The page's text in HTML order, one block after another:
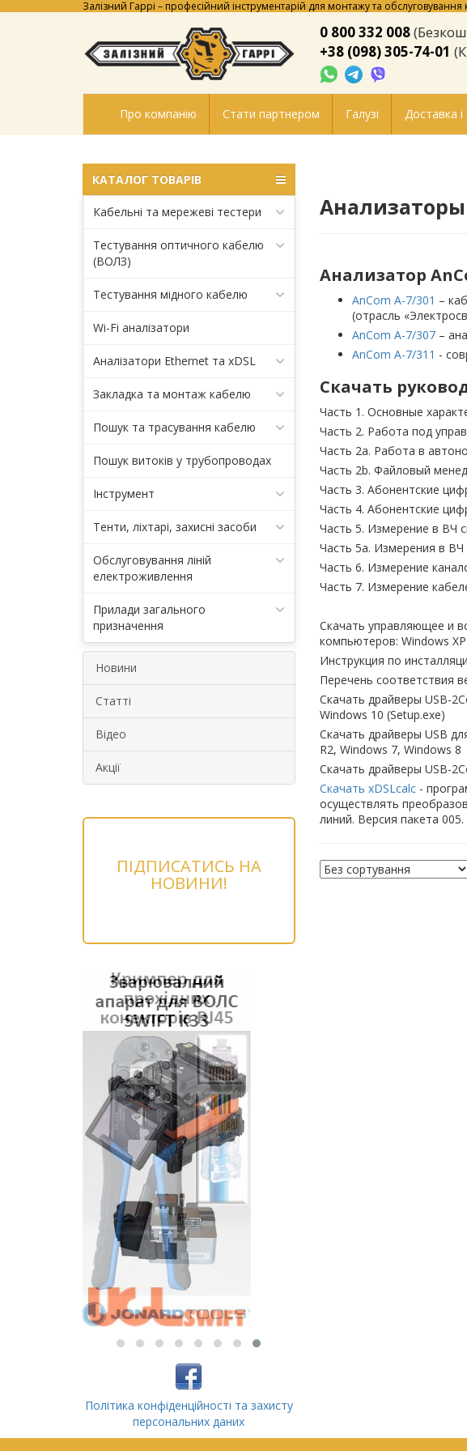
Залізний Гаррі – професійний інструментарій для монтажу та
0 800 332 008
+38 (098) 305-74-01
Про компанію Стати партнером Галузі Доставка
КАТАЛОГ ТОВАРІВ
Кабельні та мережеві тестери
Тестування оптичного кабелю
(ВОЛЗ)
Тестування мідного кабелю
Wi-Fi аналізатори
Аналізатори Ethernet та xDSL
Закладка та монтаж кабелю
Пошук та трасування кабелю
Пошук витоків у трубопроводах
Інструмент
Тенти, ліхтарі, захисні засоби
Обслуговування ліній
електроживлення
Прилади загального
призначення
Новини
Статті
Відео
Акції
ПІДПИСАТИСЬ НА
НОВИНИ!
Політика конфіденційності та захисту
персональних даних
Анализатор
AnCom A-7/301 –
(отрасль
AnCom A-7/307–
AnCom A-7/311 -
Скачать
Часть 1. Основные
Часть 2. Работа под
Часть 2a. Работа в
Часть 2b. Файловый
Часть 3. Абонентские
Часть 4. Абонентские
Часть 5. Измерение в ВЧ
Часть 5а. Измерения в
Часть 6. Измерение
Часть 7. Измерение
Скачать управляющее и
компьютеров: Windows
Инструкция по
Перечень соответствия
Скачать драйверы USB-
Windows 10 (Setup.exe)
Скачать драйверы USB
R2, Windows 7, Windows 8
Скачать драйверы USB-
Скачать xDSLcalc-
осуществлять
линий. Версия пакета 005.